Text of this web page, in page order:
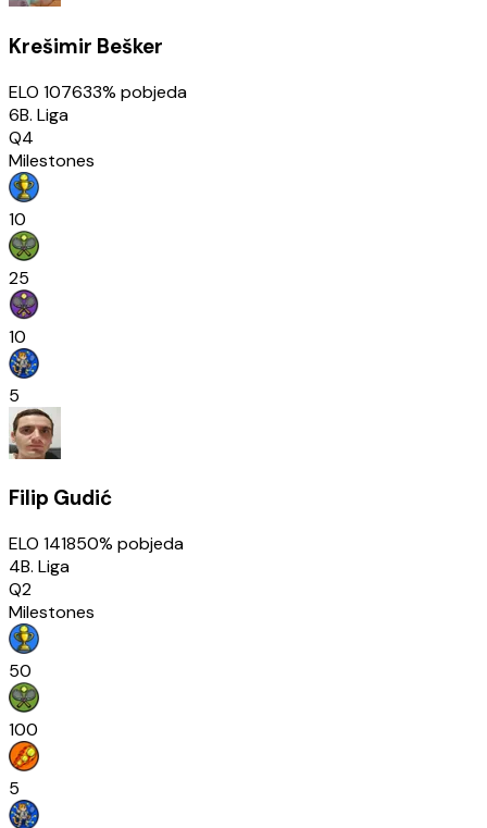
Krešimir Bešker
ELO 107633% pobjeda
6B. Liga
Q4
Milestones
10
25
10
5
Filip Gudić
ELO 141850% pobjeda
4B. Liga
Q2
Milestones
50
100
5